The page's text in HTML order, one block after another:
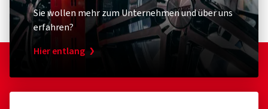
Sie wollen mehr zum Unternehmen und über uns
erfahren?
Hier entlang